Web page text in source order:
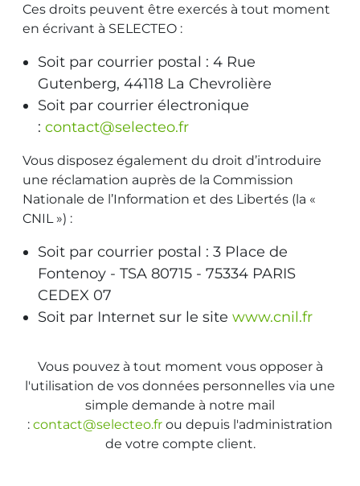
Ces droits peuvent être exercés à tout moment
en écrivant à SELECTEO :
Soit par courrier postal : 4 Rue
Gutenberg, 44118 La Chevrolière
Soit par courrier électronique
:contact@selecteo.fr
Vous disposez également du droit d’introduire
une réclamation auprès de la Commission
Nationale de l’Information et des Libertés (la «
CNIL ») :
Soit par courrier postal : 3 Place de
Fontenoy - TSA 80715 - 75334 PARIS
CEDEX 07
Soit par Internet sur le sitewww.cnil.fr
Vous pouvez à tout moment vous opposer à
l'utilisation de vos données personnelles via une
simple demande à notre mail
: contact@selecteo.fr ou depuis l'administration
de votre compte client.